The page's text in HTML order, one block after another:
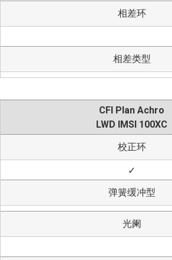
相差环
相差类型
CFI Plan Achro
LWD IMSI 100XC
校正环
✓
弹簧缓冲型
光阑